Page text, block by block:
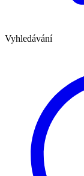
Vyhledávání